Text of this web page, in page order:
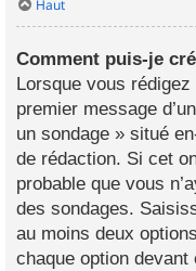
Haut
Comment puis-je
Lorsque vous
premier message
un sondage » situé
de rédaction. Si cet
probable que vous
des sondages.
au moins deux
chaque option